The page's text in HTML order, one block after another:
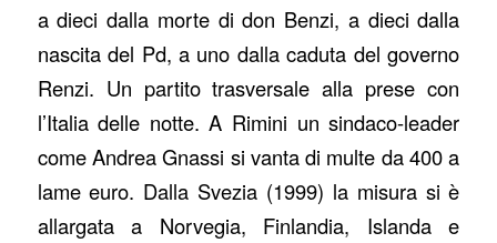
a dieci dalla morte di don Benzi, a dieci dalla
nascita del Pd, a uno dalla caduta del governo
Renzi. Un partito trasversale alla prese con
l’Italia delle notte. A Rimini un sindaco-leader
come Andrea Gnassi si vanta di multe da 400 a
lame euro. Dalla Svezia (1999) la misura si è
allargata a Norvegia, Finlandia, Islanda e